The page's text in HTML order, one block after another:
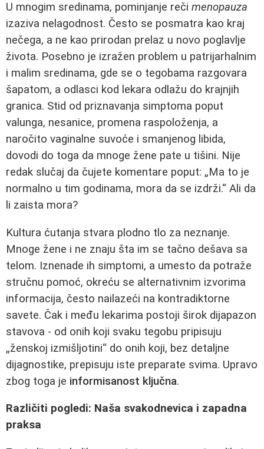
U mnogim sredinama, pominjanje reči menopauza
izaziva nelagodnost. Često se posmatra kao kraj
nečega, a ne kao prirodan prelaz u novo poglavlje
života. Posebno je izražen problem u patrijarhalnim
i malim sredinama, gde se o tegobama razgovara
šapatom, a odlasci kod lekara odlažu do krajnjih
granica. Stid od priznavanja simptoma poput
valunga, nesanice, promena raspoloženja, a
naročito vaginalne suvoće i smanjenog libida,
dovodi do toga da mnoge žene pate u tišini. Nije
redak slučaj da čujete komentare poput: „Ma to je
normalno u tim godinama, mora da se izdrži.“ Ali da
li zaista mora?
Kultura ćutanja stvara plodno tlo za neznanje.
Mnoge žene i ne znaju šta im se tačno dešava sa
telom. Iznenade ih simptomi, a umesto da potraže
stručnu pomoć, okreću se alternativnim izvorima
informacija, često nailazeći na kontradiktorne
savete. Čak i među lekarima postoji širok dijapazon
stavova - od onih koji svaku tegobu pripisuju
„ženskoj izmišljotini“ do onih koji, bez detaljne
dijagnostike, prepisuju iste preparate svima. Upravo
zbog toga je informisanost ključna.
Različiti pogledi: Naša svakodnevica i zapadna
praksa